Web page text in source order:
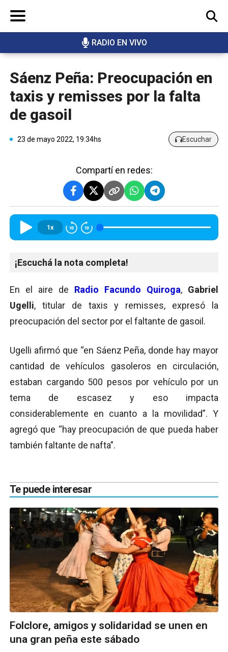
RADIO EN VIVO
BUSCAR
Sáenz Peña: Preocupación en
taxis y remisses por la falta
de gasoil
23 de mayo 2022, 19:34hs Escuchar
Compartí en redes:
1x
¡Escuchá la nota completa!
En el aire de Radio Facundo Quiroga, Gabriel
Ugelli, titular de taxis y remisses, expresó la
preocupación del sector por el faltante de gasoil.
Ugelli afirmó que “en Sáenz Peña, donde hay mayor
cantidad de vehículos gasoleros en circulación,
estaban cargando 500 pesos por vehículo por un
tema de escasez y eso impacta
considerablemente en cuanto a la movilidad”. Y
agregó que “hay preocupación de que pueda haber
también faltante de nafta”.
Te puede interesar
Folclore, amigos y solidaridad se unen en
una gran peña este sábado